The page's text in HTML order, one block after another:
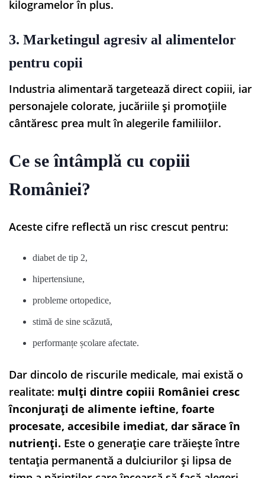
kilogramelor în plus.
3. Marketingul agresiv al alimentelor
pentru copii
Industria alimentară targetează direct copiii, iar
personajele colorate, jucăriile și promoțiile
cântăresc prea mult în alegerile familiilor.
Ce se întâmplă cu copiii
României?
Aceste cifre reflectă un risc crescut pentru:
diabet de tip 2,
hipertensiune,
probleme ortopedice,
stimă de sine scăzută,
performanțe școlare afectate.
Dar dincolo de riscurile medicale, mai există o
realitate: mulți dintre copiii României cresc
înconjurați de alimente ieftine, foarte
procesate, accesibile imediat, dar sărace în
nutrienți. Este o generație care trăiește între
tentația permanentă a dulciurilor și lipsa de